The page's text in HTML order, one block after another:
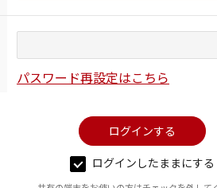
パスワード再設定はこちら
ログインしたままにする